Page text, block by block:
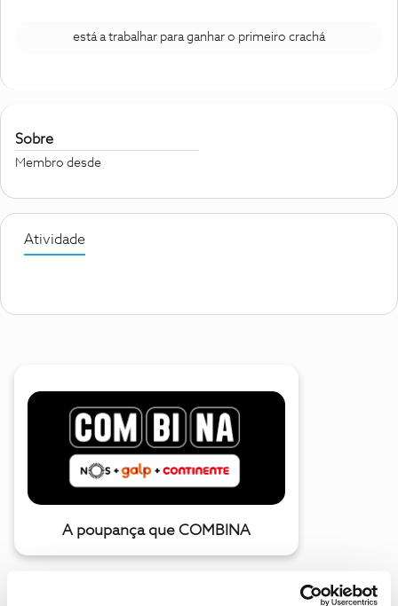
está a trabalhar para ganhar o primeiro crachá
Sobre
Membro desde
Atividade
A poupança que COMBINA